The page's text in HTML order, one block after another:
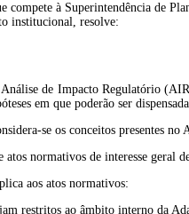
compete à Superintendência de
institucional, resolve:
de Impacto Regulatório
em que poderão ser
se os conceitos presentes no
normativos de interesse geral
aos atos normativos:
restritos ao âmbito interno da